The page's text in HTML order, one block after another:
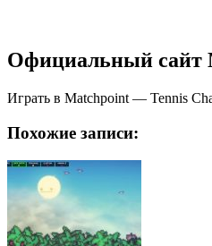
Официальный сайт
Играть в Matchpoint — Tennis
Похожие записи: